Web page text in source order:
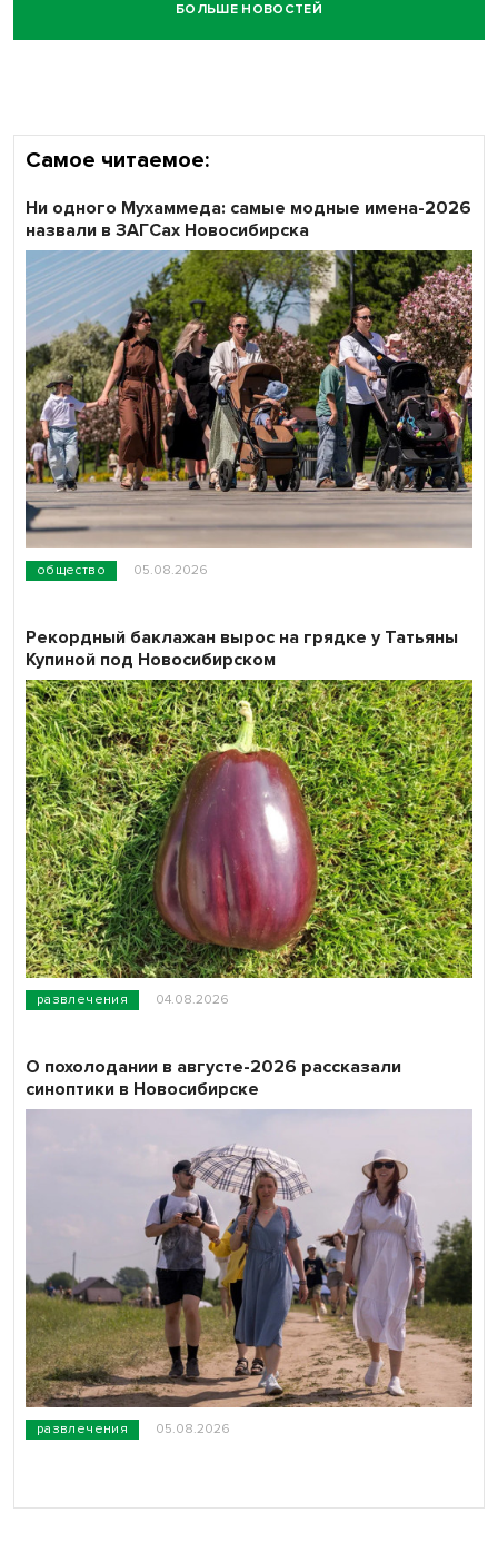
Честный выбор: видеонаблюдение обеспечит
объективность результатов ЕДГ в Новосибирской
БОЛЬШЕ НОВОСТЕЙ
Самое читаемое:
общество 05.08.2026
Ни одного Мухаммеда: самые модные имена-2026
назвали в ЗАГСах Новосибирска
развлечения 04.08.2026
Рекордный баклажан вырос на грядке у Татьяны
Купиной под Новосибирском
развлечения 05.08.2026
О похолодании в августе-2026 рассказали
синоптики в Новосибирске